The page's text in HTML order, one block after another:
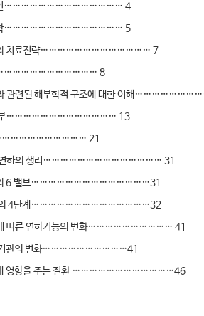
원인…………………………………… 4
역학…………………………………… 5
의 치료전략………………………………… 7
………………………………… 8
관련된 해부학적 구조에 대한 이해
두부………………………………… 13
21
연하의 생리…………………………………… 31
의 6 밸브……………………………………31
리의 4단계……………………………………32
따른 연하기능의 변화………………………… 41
기관의 변화…………………………41
에 영향을 주는 질환 ………………………………46